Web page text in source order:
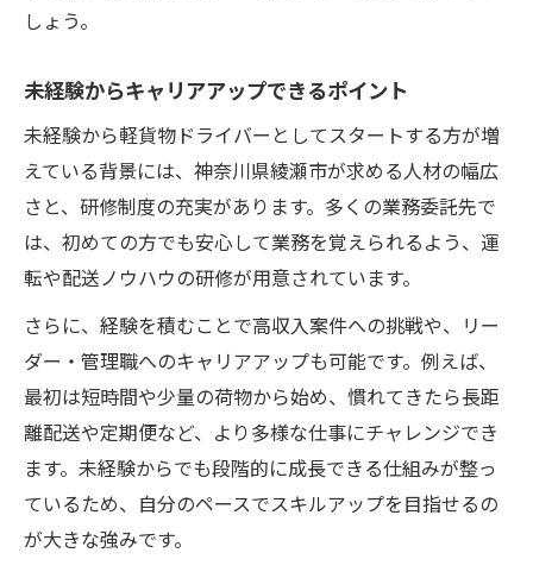
しょう。
未経験からキャリアアップできるポイント
未経験から軽貨物ドライバーとしてスタートする方が増
えている背景には、神奈川県綾瀬市が求める人材の幅広
さと、研修制度の充実があります。多くの業務委託先で
は、初めての方でも安心して業務を覚えられるよう、運
転や配送ノウハウの研修が用意されています。
さらに、経験を積むことで高収入案件への挑戦や、リー
ダー・管理職へのキャリアアップも可能です。例えば、
最初は短時間や少量の荷物から始め、慣れてきたら長距
離配送や定期便など、より多様な仕事にチャレンジでき
ます。未経験からでも段階的に成長できる仕組みが整っ
ているため、自分のペースでスキルアップを目指せるの
が大きな強みです。